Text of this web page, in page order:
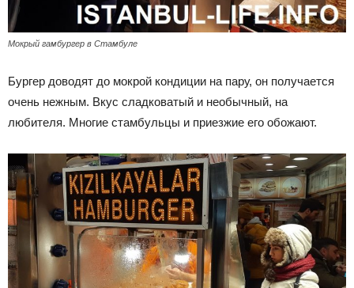
Мокрый гамбургер в Стамбуле
Бургер доводят до мокрой кондиции на пару, он получается
очень нежным. Вкус сладковатый и необычный, на
любителя. Многие стамбульцы и приезжие его обожают.